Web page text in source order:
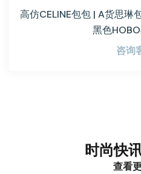
高仿CELINE包包 | A货思琳
黑色
咨询
时尚快
查看